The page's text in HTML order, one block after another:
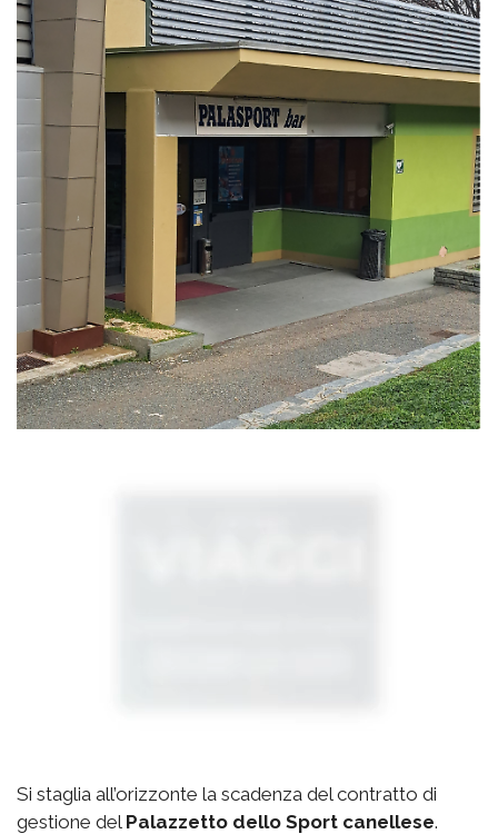
Si staglia all’orizzonte la scadenza del contratto di
gestione del Palazzetto dello Sport canellese.